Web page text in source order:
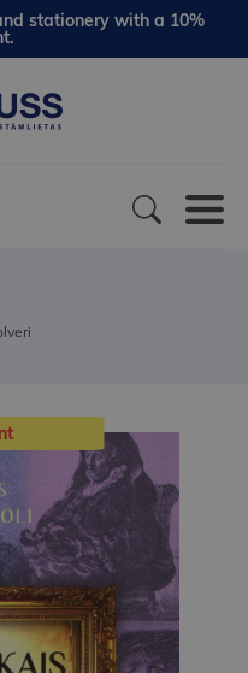
stationery with a 10%